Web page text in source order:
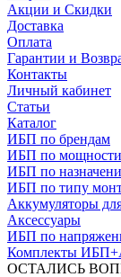
Акции и Скидки
Доставка
Оплата
Гарантии и
Контакты
Личный кабинет
Статьи
Каталог
ИБП по брендам
ИБП по мощности
ИБП по
ИБП по типу
Аккумуляторы
Аксессуары
ИБП по
Комплекты
ОСТАЛИСЬ